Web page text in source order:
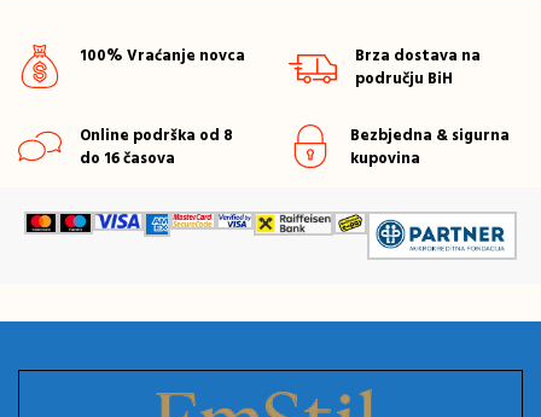
100% Vraćanje novca
Brza dostava na
području BiH
Online podrška od 8
do 16 časova
Bezbjedna & sigurna
kupovina